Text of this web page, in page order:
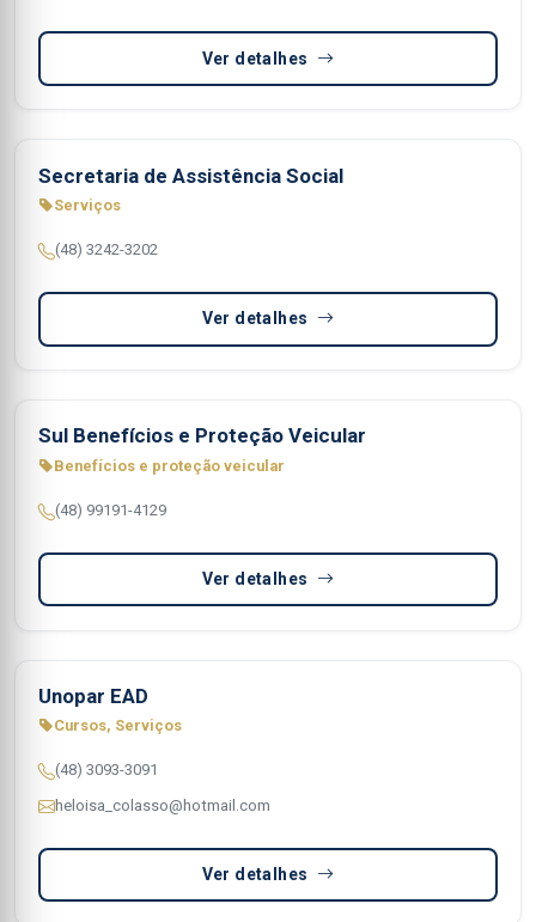
Ver detalhes
Secretaria de Assistência Social
Serviços
(48) 3242-3202
Ver detalhes
Sul Benefícios e Proteção Veicular
Benefícios e proteção veicular
(48) 99191-4129
Ver detalhes
Unopar EAD
Cursos, Serviços
(48) 3093-3091
heloisa_colasso@hotmail.com
Ver detalhes